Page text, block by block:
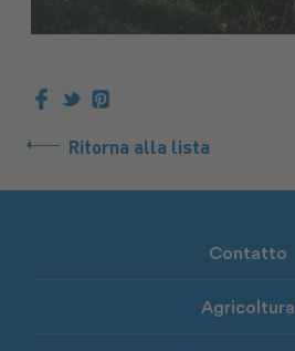
Ritorna alla lista
Contatto
Agricoltura